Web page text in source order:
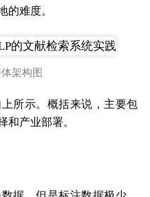
的难度。
架构图
所示。概括来说，主要包
和产业部署。